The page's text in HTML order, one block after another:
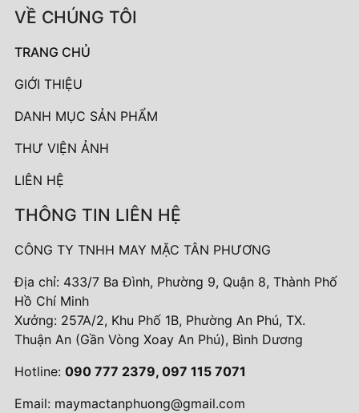
VỀ CHÚNG TÔI
TRANG CHỦ
GIỚI THIỆU
DANH MỤC SẢN PHẨM
THƯ VIỆN ẢNH
LIÊN HỆ
THÔNG TIN LIÊN HỆ
CÔNG TY TNHH MAY MẶC TÂN PHƯƠNG
Địa chỉ: 433/7 Ba Đình, Phường 9, Quận 8, Thành Phố
Hồ Chí Minh
Xưởng: 257A/2, Khu Phố 1B, Phường An Phú, TX.
Thuận An (Gần Vòng Xoay An Phú), Bình Dương
Hotline: 090 777 2379, 097 115 7071
Email: maymactanphuong@gmail.com